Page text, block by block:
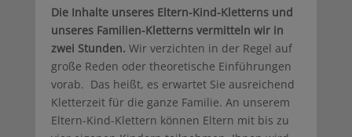
Die Inhalte unseres Eltern-Kind-Kletterns und
unseres Familien-Kletterns vermitteln wir in
zwei Stunden. Wir verzichten in der Regel auf
große Reden oder theoretische Einführungen
vorab. Das heißt, es erwartet Sie ausreichend
Kletterzeit für die ganze Familie. An unserem
Eltern-Kind-Klettern können Eltern mit bis zu